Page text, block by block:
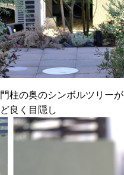
門柱の奥のシンボルツリー
ど良く目隠し